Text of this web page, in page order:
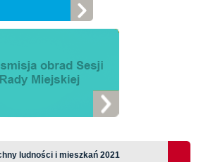
ludności i mieszkań 2021